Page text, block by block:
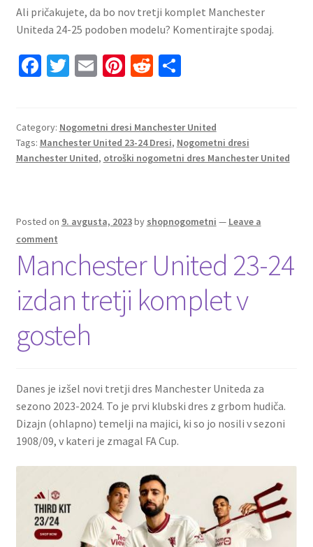
Ali pričakujete, da bo nov tretji komplet Manchester
Uniteda 24-25 podoben modelu? Komentirajte spodaj.
Fa
o
o
T
er
E
l
Pi
es
t
R
di
t
S
e
Category: Nogometni dresi Manchester United
Tags: Manchester United 23-24 Dresi, Nogometni dresi
Manchester United, otroški nogometni dres Manchester United
Posted on 9. avgusta, 2023by shopnogometni — Leave a
comment
Manchester United 23-24
izdan tretji komplet v
gosteh
Danes je izšel novi tretji dres Manchester Uniteda za
sezono 2023-2024. To je prvi klubski dres z grbom hudiča.
Dizajn (ohlapno) temelji na majici, ki so jo nosili v sezoni
1908/09, v kateri je zmagal FA Cup.